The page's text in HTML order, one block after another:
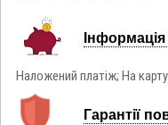
Наложений платіж; На
Гарантії